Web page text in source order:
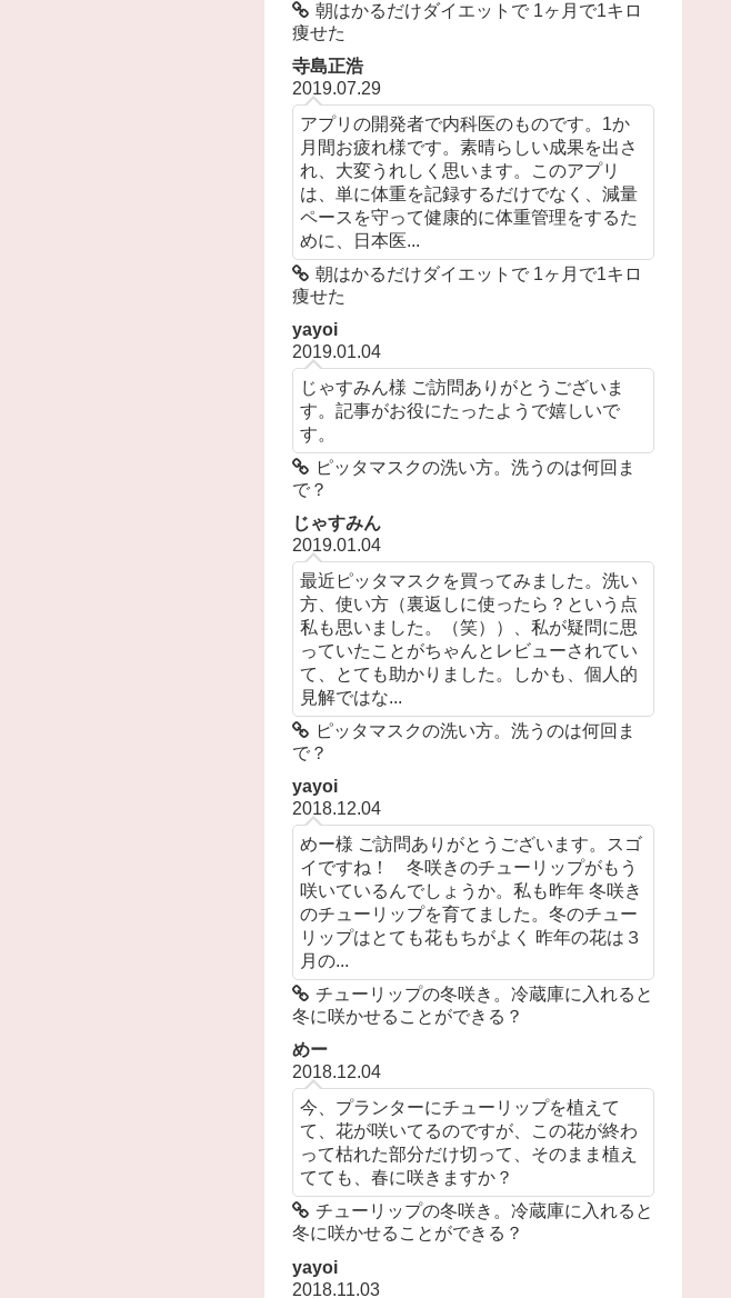
朝はかるだけダイエットで 1ヶ月で1キロ
痩せた
寺島正浩
2019.07.29
アプリの開発者で内科医のものです。1か
月間お疲れ様です。素晴らしい成果を出さ
れ、大変うれしく思います。このアプリ
は、単に体重を記録するだけでなく、減量
ペースを守って健康的に体重管理をするた
めに、日本医...
朝はかるだけダイエットで 1ヶ月で1キロ
痩せた
yayoi
2019.01.04
じゃすみん様 ご訪問ありがとうございま
す。記事がお役にたったようで嬉しいで
す。
ピッタマスクの洗い方。洗うのは何回ま
で？
じゃすみん
2019.01.04
最近ピッタマスクを買ってみました。洗い
方、使い方（裏返しに使ったら？という点
私も思いました。（笑））、私が疑問に思
っていたことがちゃんとレビューされてい
て、とても助かりました。しかも、個人的
見解ではな...
ピッタマスクの洗い方。洗うのは何回ま
で？
yayoi
2018.12.04
めー様 ご訪問ありがとうございます。スゴ
イですね！ 冬咲きのチューリップがもう
咲いているんでしょうか。私も昨年 冬咲き
のチューリップを育てました。冬のチュー
リップはとても花もちがよく 昨年の花は３
月の...
チューリップの冬咲き。冷蔵庫に入れると
冬に咲かせることができる？
めー
2018.12.04
今、プランターにチューリップを植えて
て、花が咲いてるのですが、この花が終わ
って枯れた部分だけ切って、そのまま植え
てても、春に咲きますか？
チューリップの冬咲き。冷蔵庫に入れると
冬に咲かせることができる？
yayoi
2018.11.03